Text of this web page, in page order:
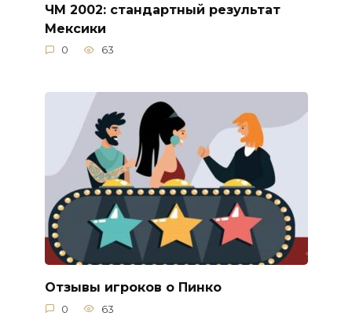
ЧМ 2002: стандартный результат
Мексики
0 63
Отзывы игроков о Пинко
0 63